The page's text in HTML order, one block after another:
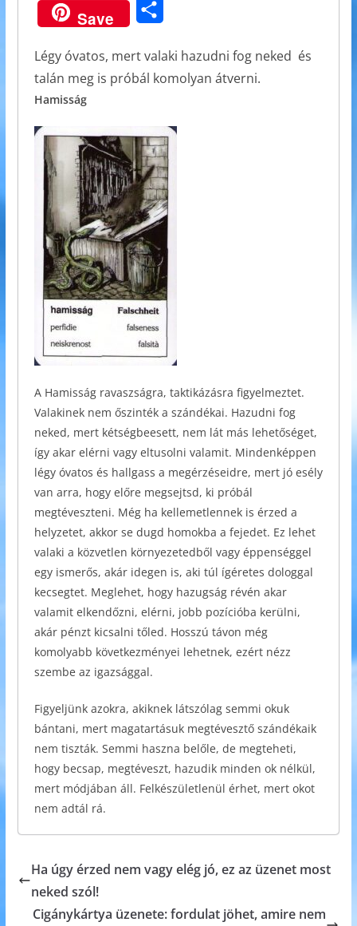
e
b
o
o
k
s
e
n
e
r
l
l
r
Save
s
m
e
g
Légy óvatos, mert valaki hazudni fog neked és
talán meg is próbál komolyan átverni.
Hamisság
A Hamisság ravaszságra, taktikázásra figyelmeztet.
Valakinek nem őszinték a szándékai. Hazudni fog
neked, mert kétségbeesett, nem lát más lehetőséget,
így akar elérni vagy eltusolni valamit. Mindenképpen
légy óvatos és hallgass a megérzéseidre, mert jó esély
van arra, hogy előre megsejtsd, ki próbál
megtéveszteni. Még ha kellemetlennek is érzed a
helyzetet, akkor se dugd homokba a fejedet. Ez lehet
valaki a közvetlen környezetedből vagy éppenséggel
egy ismerős, akár idegen is, aki túl ígéretes dologgal
kecsegtet. Meglehet, hogy hazugság révén akar
valamit elkendőzni, elérni, jobb pozícióba kerülni,
akár pénzt kicsalni tőled. Hosszú távon még
komolyabb következményei lehetnek, ezért nézz
szembe az igazsággal.
Figyeljünk azokra, akiknek látszólag semmi okuk
bántani, mert magatartásuk megtévesztő szándékaik
nem tiszták. Semmi haszna belőle, de megteheti,
hogy becsap, megtéveszt, hazudik minden ok nélkül,
mert módjában áll. Felkészületlenül érhet, mert okot
nem adtál rá.
Ha úgy érzed nem vagy elég jó, ez az üzenet most
neked szól!
Cigánykártya üzenete: fordulat jöhet, amire nem